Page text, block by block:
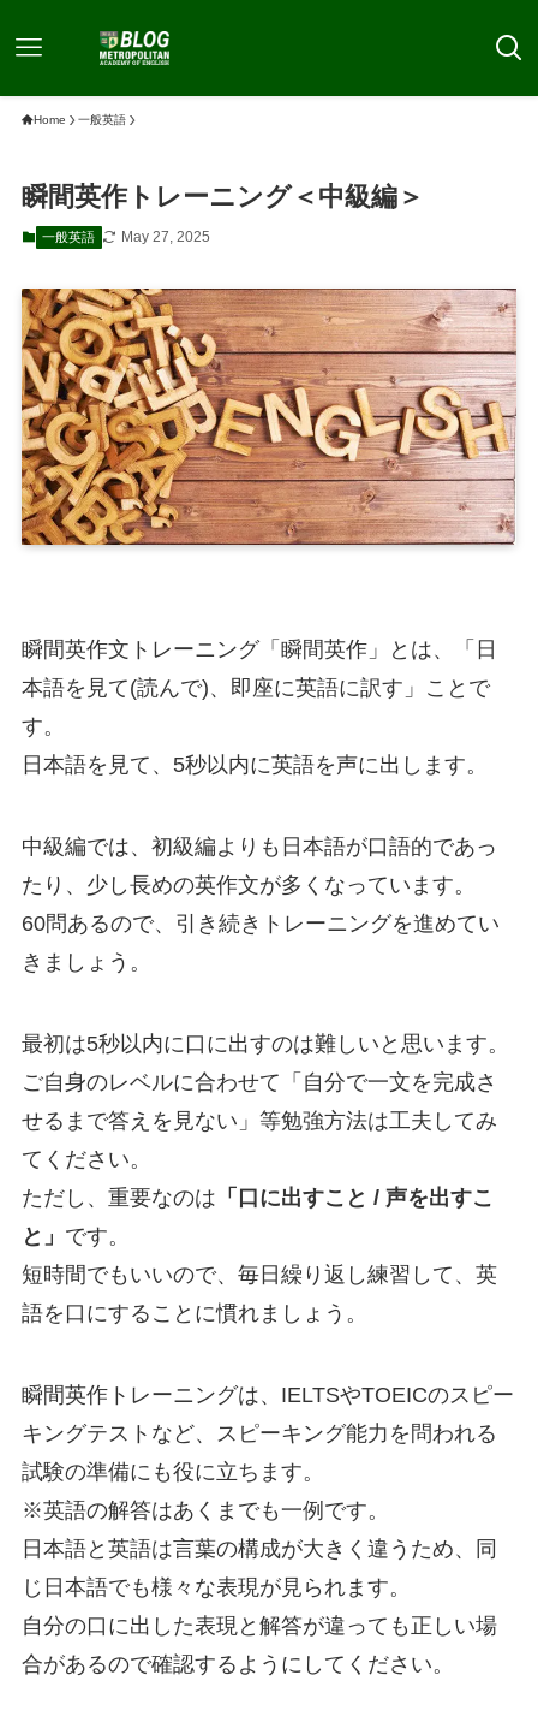
Home 一般英語
瞬間英作トレーニング＜中級編＞
一般英語 May 27, 2025
瞬間英作文トレーニング「瞬間英作」とは、「日
本語を見て(読んで)、即座に英語に訳す」ことで
す。
日本語を見て、5秒以内に英語を声に出します。
中級編では、初級編よりも日本語が口語的であっ
たり、少し長めの英作文が多くなっています。
60問あるので、引き続きトレーニングを進めてい
きましょう。
最初は5秒以内に口に出すのは難しいと思います。
ご自身のレベルに合わせて「自分で一文を完成さ
せるまで答えを見ない」等勉強方法は工夫してみ
てください。
ただし、重要なのは 「口に出すこと / 声を出すこ
と」 です。
短時間でもいいので、毎日繰り返し練習して、英
語を口にすることに慣れましょう。
瞬間英作トレーニングは、IELTSやTOEICのスピー
キングテストなど、スピーキング能力を問われる
試験の準備にも役に立ちます。
※英語の解答はあくまでも一例です。
日本語と英語は言葉の構成が大きく違うため、同
じ日本語でも様々な表現が見られます。
自分の口に出した表現と解答が違っても正しい場
合があるので確認するようにしてください。